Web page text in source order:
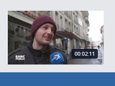
Micro-trottoir
00:02:11